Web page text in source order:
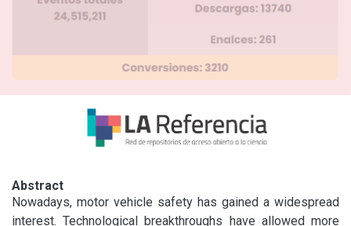
Abstract
Nowadays, motor vehicle safety has gained a widespread
interest. Technological breakthroughs have allowed more